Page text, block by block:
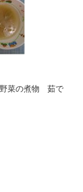
菜の煮物 茹で